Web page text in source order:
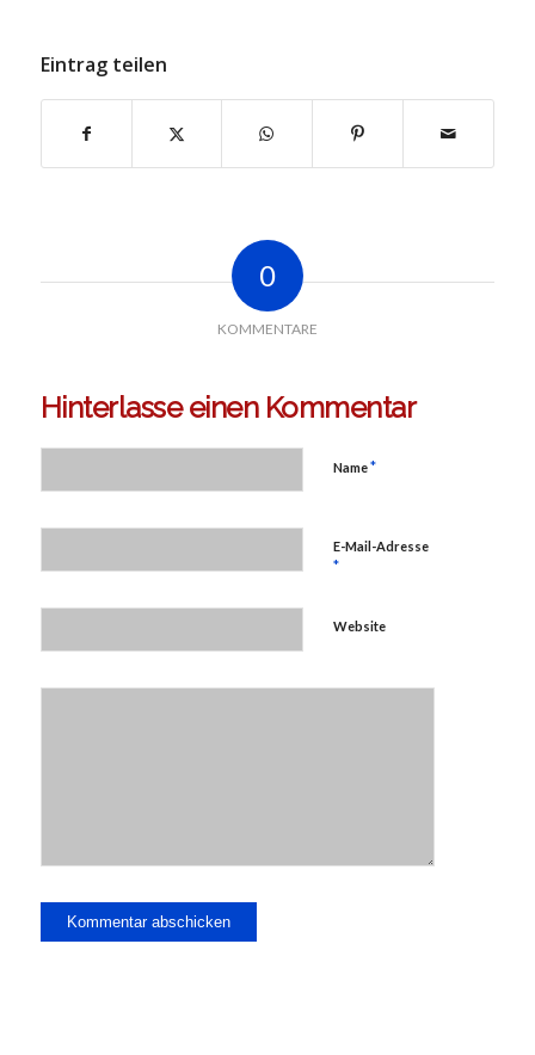
Eintrag teilen
0
KOMMENTARE
Hinterlasse einen Kommentar
Name*
E-Mail-Adresse
*
Website